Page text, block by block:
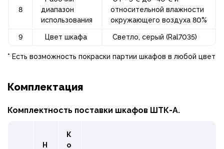
8
диапазон
использования
относительной влажности
окружающего воздуха 80%
9 Цвет шкафа Светло, серый (Ral7035)
* Есть возможность покраски партии шкафов в любой цвет
Комплектация
Комплектность поставки шкафов ШТК-А.
Н
К
о